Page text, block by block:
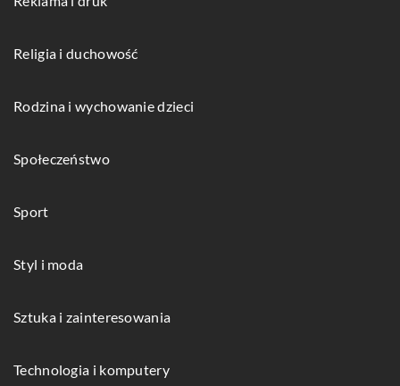
Religia i duchowość
Rodzina i wychowanie dzieci
Społeczeństwo
Sport
Styl i moda
Sztuka i zainteresowania
Technologia i komputery